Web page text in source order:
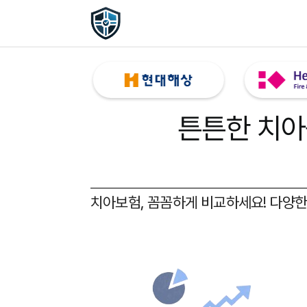
튼튼한 치
치아보험, 꼼꼼하게 비교하세요! 다양